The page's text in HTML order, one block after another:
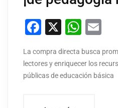
Facebook
X
La compra directa busca
lectores y enriquecer los
públicas de educación básica